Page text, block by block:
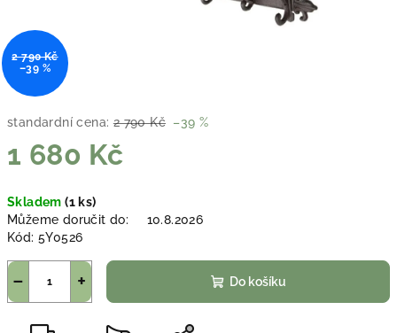
standardní cena: 2 790 Kč –39 %
1 680 Kč
cena:
Skladem(1 ks)
Můžeme doručit do:
10.8.2026
Kód: 5Y0526
+
− Do košíku
2 790 Kč
–39 %